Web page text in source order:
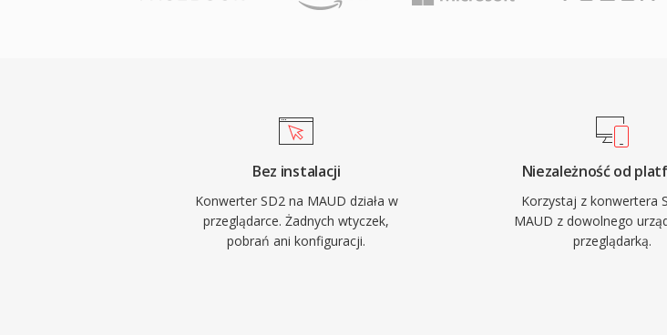
Bez instalacji
Konwerter SD2 na MAUD działa w
przeglądarce. Żadnych wtyczek,
pobrań ani konfiguracji.
Niezależność od
Korzystaj z konwertera
MAUD z dowolnego
przeglądarką.